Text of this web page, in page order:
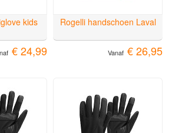
kids
€ 24,99
Rogelli handschoen Laval
Vanaf € 26,95